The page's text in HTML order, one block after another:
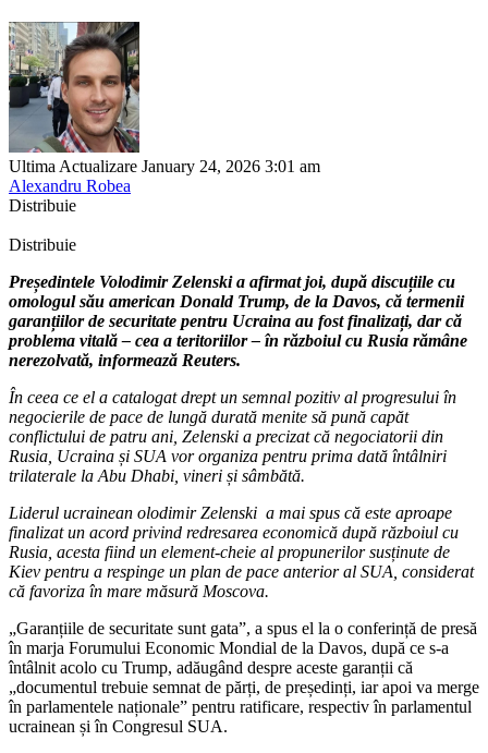
Ultima Actualizare January 24, 2026 3:01 am
Alexandru Robea
Distribuie
Distribuie
Președintele Volodimir Zelenski a afirmat joi, după discuțiile cu
omologul său american Donald Trump, de la Davos, că termenii
garanțiilor de securitate pentru Ucraina au fost finalizați, dar că
problema vitală – cea a teritoriilor – în războiul cu Rusia rămâne
nerezolvată, informează Reuters.
În ceea ce el a catalogat drept un semnal pozitiv al progresului în
negocierile de pace de lungă durată menite să pună capăt
conflictului de patru ani, Zelenski a precizat că negociatorii din
Rusia, Ucraina și SUA vor organiza pentru prima dată întâlniri
trilaterale la Abu Dhabi, vineri și sâmbătă.
Liderul ucrainean olodimir Zelenski a mai spus că este aproape
finalizat un acord privind redresarea economică după războiul cu
Rusia, acesta fiind un element-cheie al propunerilor susținute de
Kiev pentru a respinge un plan de pace anterior al SUA, considerat
că favoriza în mare măsură Moscova.
„Garanțiile de securitate sunt gata”, a spus el la o conferință de presă
în marja Forumului Economic Mondial de la Davos, după ce s-a
întâlnit acolo cu Trump, adăugând despre aceste garanții că
„documentul trebuie semnat de părți, de președinți, iar apoi va merge
în parlamentele naționale” pentru ratificare, respectiv în parlamentul
ucrainean și în Congresul SUA.